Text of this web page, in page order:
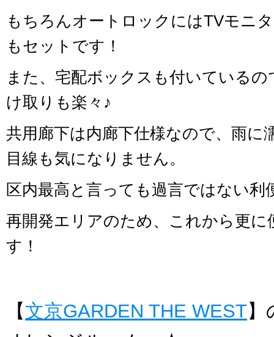
もちろんオートロックにはTVモニ
もセットです！
また、宅配ボックスも付いているの
け取りも楽々♪
共用廊下は内廊下仕様なので、雨に
目線も気になりません。
区内最高と言っても過言ではない利
再開発エリアのため、これから更に
す！
【文京GARDEN THE WEST】